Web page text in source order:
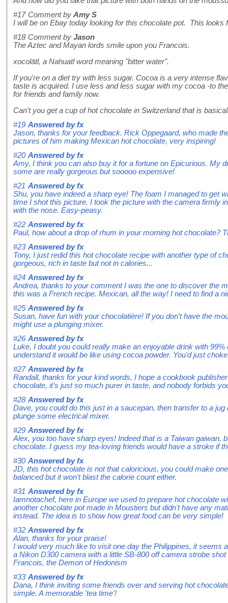
#17 Comment by Amy S
I will be on Ebay today looking for this chocolate pot. This looks
#18 Comment by Jason
The Aztec and Mayan lords smile upon you Francois.
xocolātl, a Nahuatl word meaning "bitter water".
If you're on a diet try with less sugar. Cocoa is a very intense
taste is acquired. I use less and less sugar with my cocoa -to
for friends and family now.
Can't you get a cup of hot chocolate in Switzerland that is
#19 Answered byfx
Jason, thanks for your feedback. Rick Oppegaard, who made
pictures of him making Mexican hot chocolate, very inspiring!
#20 Answered byfx
Amy, I think you can also buy it for a fortune on Epicurious. My
some are really gorgeous but sooooo expensive!
#21 Answered byfx
Shu, you have indeed a sharp eye! The foam I managed to get
time I shot this picture. I took the picture with the camera firmly
with the nose. Easy-peasy.
#22 Answered byfx
Paul, how about a drop of rhum in your morning hot chocolate?
#23 Answered byfx
Tony, I just redid this hot chocolate recipe with another type of
gorgeous, rich in taste but not in calories...
#24 Answered byfx
Andrea, thanks to your comment I was the one to discover the
this was a French recipe. Mexican, all the way! I need to find a
#25 Answered byfx
Susan, have fun with your chocolatière! If you don't have the
might use a plunging mixer.
#26 Answered byfx
Luke, I doubt you could really make an enjoyable drink with
understand it would be like using cocoa powder. You'd just
#27 Answered byfx
Randall, thanks for your kind words, I hope a cookbook
chocolate, it's just so much purer in taste, and nobody forbids
#28 Answered byfx
Dave, you could do this just in a saucepan, then transfer to a
plunge some electrical mixer.
#29 Answered byfx
Alex, you too have sharp eyes! Indeed that is a Taiwan gaiwan,
chocolate. I guess my tea-loving friends would have a stroke if
#30 Answered byfx
JD, this hot chocolate is not that caloricious, you could make
balanced but it won't blast the calorie count either.
#31 Answered byfx
Iamnotachef, here in Europe we used to prepare hot chocolate
another chocolate pot made in Moustiers but didn't have any
instead. The idea is to show how great food can be very simple!
#32 Answered byfx
Alan, thanks for your praise!
I would very much like to visit one day the Philippines, it seems
a Nikon D300 camera with a little SB-800 off camera strobe
Francois, the Demon of Hedonism
#33 Answered byfx
Dana, I think inviting some friends over and serving hot
simple. A memorable 'tea time'!